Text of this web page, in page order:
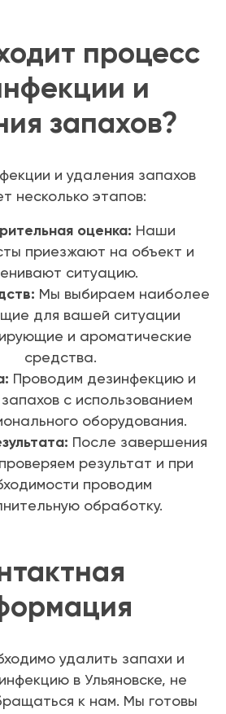
процесс
и
запахов?
и удаления запахов
несколько этапов:
оценка: Наши
приезжают на объект и
ситуацию.
Мы выбираем наиболее
для вашей ситуации
и ароматические
средства.
Проводим дезинфекцию и
с использованием
оборудования.
После завершения
результат и при
проводим
обработку.
удалить запахи и
в Ульяновске, не
к нам. Мы готовы